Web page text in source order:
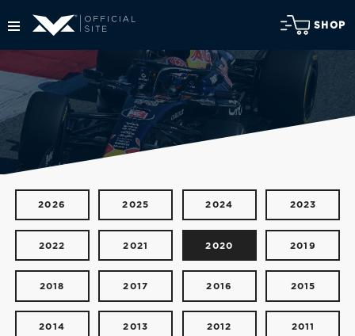
SHOP
2026 2025 2024 2023
2022 2021 2020 2019
2018 2017 2016 2015
2014 2013 2012 2011